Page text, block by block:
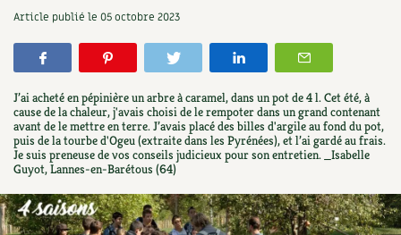
Verger, arbres
Petit élevage
Aménagement jardin
Ornement
Biodiversité
Se réabonner
Offrir un abonnement
Les numéros
4 saisons
Hors-séries
Archives
Graines, semences
Potagères
Aromatiques
Florales
Médicinales
Originales
Cartes cadeau
Centre Terre vivante
Découvrir le Centre
Visiter en famille, entre amis
Avec les enfants
Infos & conseils
Jardin bio
Carte climatique
Parole libre
La tribune
Article publié le 05 octobre 2023
J’ai acheté en pépinière un arbre à caramel, dans un pot de 4 l. Cet été, à
cause de la chaleur, j'avais choisi de le rempoter dans un grand contenant
avant de le mettre en terre. J’avais placé des billes d'argile au fond du pot,
puis de la tourbe d'Ogeu (extraite dans les Pyrénées), et l’ai gardé au frais.
Je suis preneuse de vos conseils judicieux pour son entretien. _Isabelle
Guyot, Lannes-en-Barétous (64)
Les antisèches de Terre vivante : Les
tisanes qui soignent
9,90